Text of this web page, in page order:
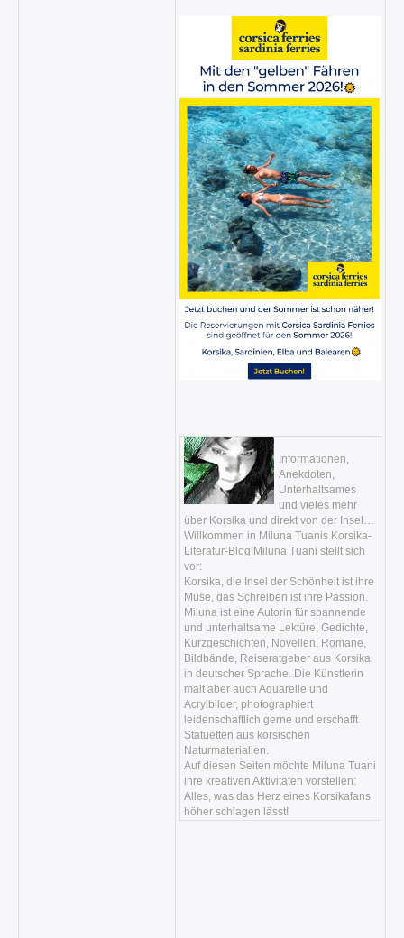
Informationen,
Anekdoten,
Unterhaltsames
und vieles mehr
über Korsika und direkt von der Insel…
Willkommen in Miluna Tuanis Korsika-
Literatur-Blog!Miluna Tuani stellt sich
vor:
Korsika, die Insel der Schönheit ist ihre
Muse, das Schreiben ist ihre Passion.
Miluna ist eine Autorin für spannende
und unterhaltsame Lektüre, Gedichte,
Kurzgeschichten, Novellen, Romane,
Bildbände, Reiseratgeber aus Korsika
in deutscher Sprache. Die Künstlerin
malt aber auch Aquarelle und
Acrylbilder, photographiert
leidenschaftlich gerne und erschafft
Statuetten aus korsischen
Naturmaterialien.
Auf diesen Seiten möchte Miluna Tuani
ihre kreativen Aktivitäten vorstellen:
Alles, was das Herz eines Korsikafans
höher schlagen lässt!